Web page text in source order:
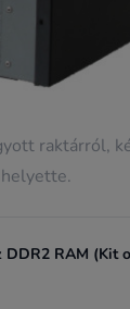
raktárról,
DDR2 RAM (Kit